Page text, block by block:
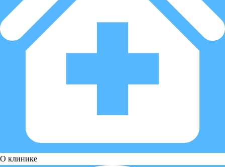
О клинике